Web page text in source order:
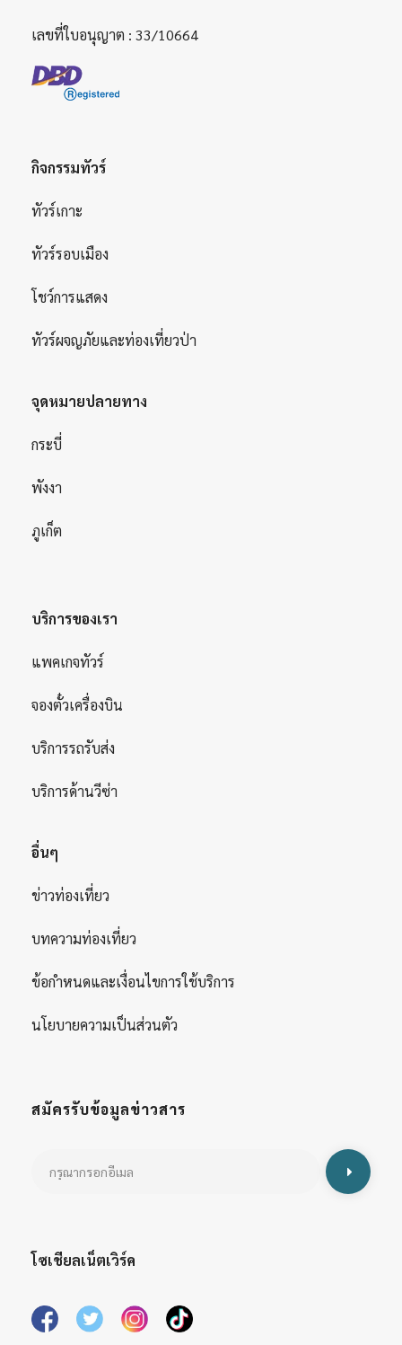
เลขที่ใบอนุญาต : 33/10664
กิจกรรมทัวร์
ทัวร์เกาะ
ทัวร์รอบเมือง
โชว์การแสดง
ทัวร์ผจญภัยและท่องเที่ยวป่า
จุดหมายปลายทาง
กระบี่
พังงา
ภูเก็ต
บริการของเรา
แพคเกจทัวร์
จองตั๋วเครื่องบิน
บริการรถรับส่ง
บริการด้านวีซ่า
อื่นๆ
ข่าวท่องเที่ยว
บทความท่องเที่ยว
ข้อกำหนดและเงื่อนไขการใช้บริการ
นโยบายความเป็นส่วนตัว
สมัครรับข้อมูลข่าวสาร
โซเชียลเน็ตเวิร์ค